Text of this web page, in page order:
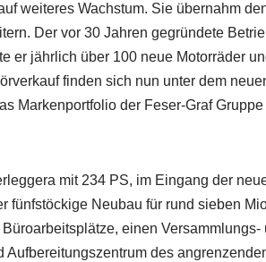
weiteres Wachstum. Sie übernahm
Der vor 30 Jahren gegründete
er jährlich über 100 neue Motorräder
finden sich nun unter dem
Markenportfolio der Feser-Graf
mit 234 PS, im Eingang der
fünfstöckige Neubau für rund sieben
einen Versammlungs-
des